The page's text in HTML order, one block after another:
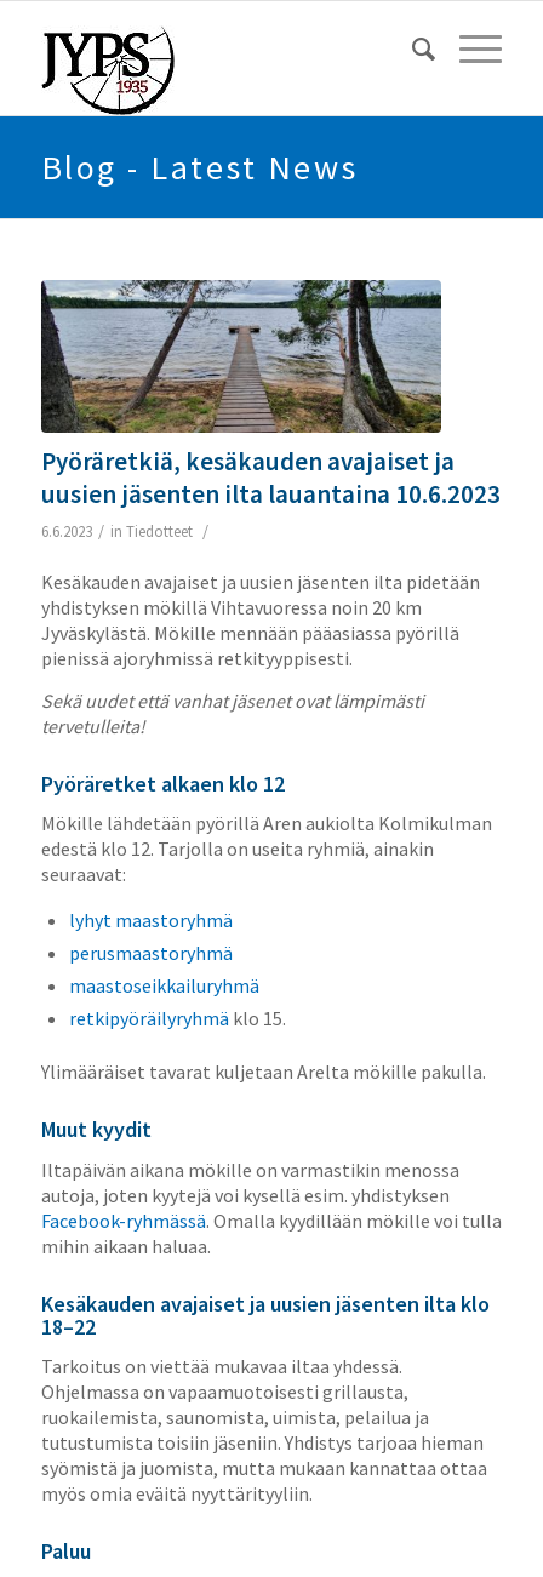
Blog - Latest News
Pyöräretkiä, kesäkauden avajaiset ja
uusien jäsenten ilta lauantaina 10.6.2023
6.6.2023 / in Tiedotteet /
Kesäkauden avajaiset ja uusien jäsenten ilta pidetään
yhdistyksen mökillä Vihtavuoressa noin 20 km
Jyväskylästä. Mökille mennään pääasiassa pyörillä
pienissä ajoryhmissä retkityyppisesti.
Sekä uudet että vanhat jäsenet ovat lämpimästi
tervetulleita!
Pyöräretket alkaen klo 12
Mökille lähdetään pyörillä Aren aukiolta Kolmikulman
edestä klo 12. Tarjolla on useita ryhmiä, ainakin
seuraavat:
lyhyt maastoryhmä
perusmaastoryhmä
maastoseikkailuryhmä
retkipyöräilyryhmä klo 15.
Ylimääräiset tavarat kuljetaan Arelta mökille pakulla.
Muut kyydit
Iltapäivän aikana mökille on varmastikin menossa
autoja, joten kyytejä voi kysellä esim. yhdistyksen
Facebook-ryhmässä. Omalla kyydillään mökille voi tulla
mihin aikaan haluaa.
Kesäkauden avajaiset ja uusien jäsenten ilta klo
18–22
Tarkoitus on viettää mukavaa iltaa yhdessä.
Ohjelmassa on vapaamuotoisesti grillausta,
ruokailemista, saunomista, uimista, pelailua ja
tutustumista toisiin jäseniin. Yhdistys tarjoaa hieman
syömistä ja juomista, mutta mukaan kannattaa ottaa
myös omia eväitä nyyttärityyliin.
Paluu